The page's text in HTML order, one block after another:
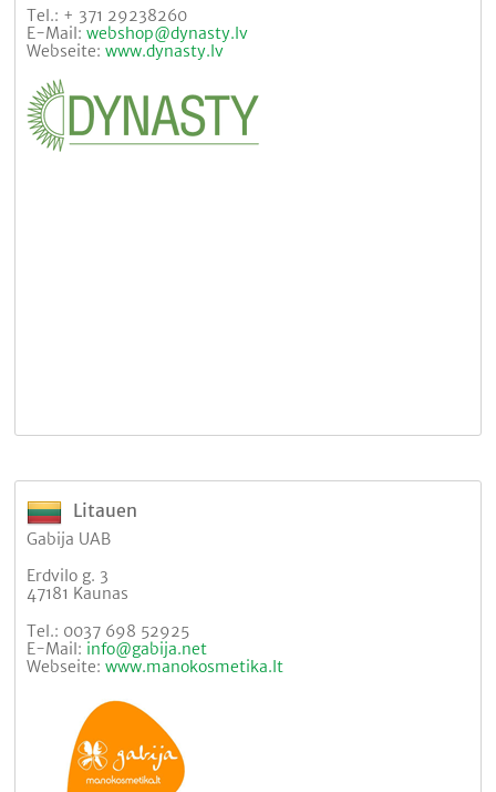
Tel.: + 371 29238260
E-Mail:webshop@dynasty.lv
Webseite:www.dynasty.lv
Litauen
Gabija UAB
Erdvilo g. 3
47181 Kaunas
Tel.: 0037 698 52925
E-Mail: info@gabija.net
Webseite:www.manokosmetika.lt